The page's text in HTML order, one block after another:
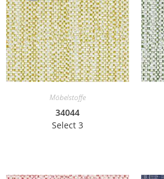
Möbelstoffe
34044
Select 3